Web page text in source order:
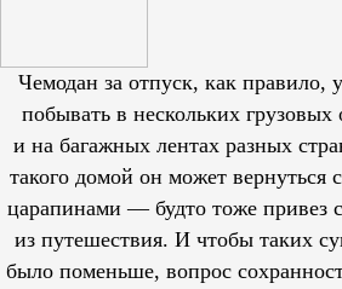
Чемодан за отпуск, как правило,
побывать в нескольких грузовых
и на багажных лентах разных
такого домой он может вернуться
царапинами — будто тоже привез
из путешествия. И чтобы таких
было поменьше, вопрос